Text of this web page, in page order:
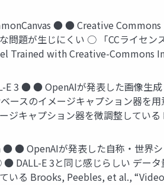
● ● Creative Commons
問題が生じにくい ○ 「CCライセン
Trained with Creative-Commons
E 3 ● ● OpenAIが発表した画像生
ースのイメージキャプション器を
ジキャプション器を微調整して
● ● OpenAIが発表した自称・世界シ
DALL-E 3と同じ感じらしい デー
いる Brooks, Peebles, et al.,